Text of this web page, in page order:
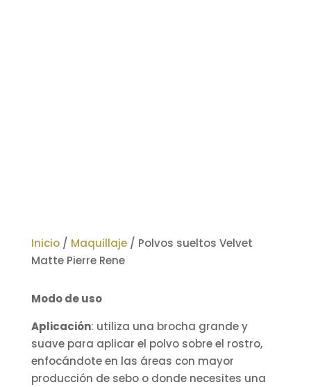
Inicio/ Maquillaje/ Polvos sueltos Velvet
Matte Pierre Rene
Modo de uso
Aplicación: utiliza una brocha grande y
suave para aplicar el polvo sobre el rostro,
enfocándote en las áreas con mayor
producción de sebo o donde necesites una